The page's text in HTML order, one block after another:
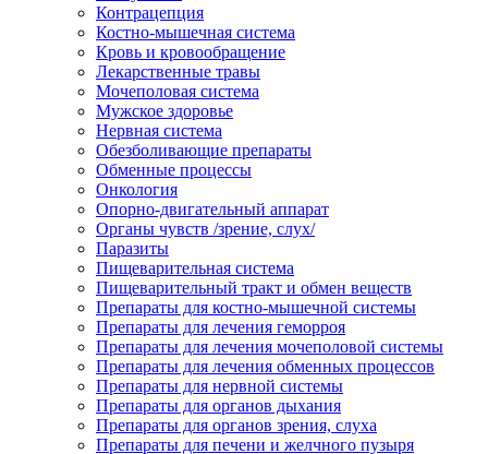
Контрацепция
Костно-мышечная система
Кровь и кровообращение
Лекарственные травы
Мочеполовая система
Мужское здоровье
Нервная система
Обезболивающие препараты
Обменные процессы
Онкология
Опорно-двигательный аппарат
Органы чувств /зрение, слух/
Паразиты
Пищеварительная система
Пищеварительный тракт и обмен веществ
Препараты для костно-мышечной системы
Препараты для лечения геморроя
Препараты для лечения мочеполовой системы
Препараты для лечения обменных процессов
Препараты для нервной системы
Препараты для органов дыхания
Препараты для органов зрения, слуха
Препараты для печени и желчного пузыря